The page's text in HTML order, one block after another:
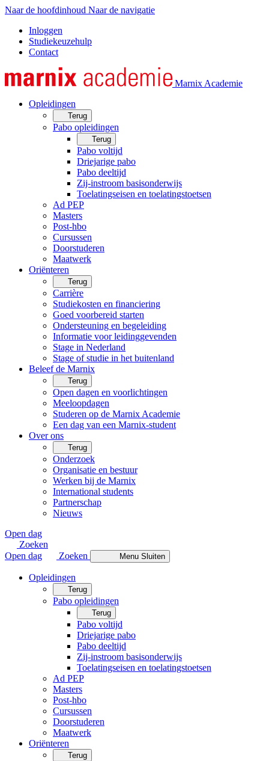
Naar de hoofdinhoud Naar de navigatie
Inloggen
Studiekeuzehulp
Contact
Marnix Academie
Opleidingen
Terug
Pabo opleidingen
Terug
Pabo voltijd
Driejarige pabo
Pabo deeltijd
Zij-instroom basisonderwijs
Toelatingseisen en toelatingstoetsen
Ad PEP
Masters
Post-hbo
Cursussen
Doorstuderen
Maatwerk
Oriënteren
Terug
Carrière
Studiekosten en financiering
Goed voorbereid starten
Ondersteuning en begeleiding
Informatie voor leidinggevenden
Stage in Nederland
Stage of studie in het buitenland
Beleef de Marnix
Terug
Open dagen en voorlichtingen
Meeloopdagen
Studeren op de Marnix Academie
Een dag van een Marnix-student
Over ons
Terug
Onderzoek
Organisatie en bestuur
Werken bij de Marnix
International students
Partnerschap
Nieuws
Open dag
Zoeken
Open dag
Zoeken Menu Sluiten
Opleidingen
Terug
Pabo opleidingen
Terug
Pabo voltijd
Driejarige pabo
Pabo deeltijd
Zij-instroom basisonderwijs
Toelatingseisen en toelatingstoetsen
Ad PEP
Masters
Post-hbo
Cursussen
Doorstuderen
Maatwerk
Oriënteren
Terug